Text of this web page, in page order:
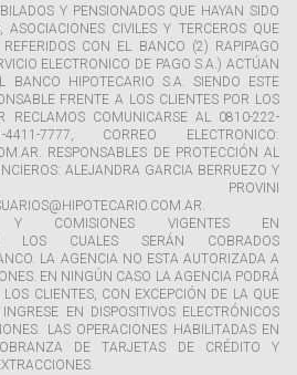
Y PENSIONADOS QUE HAYAN SIDO
ASOCIACIONES CIVILES Y TERCEROS QUE
CON EL BANCO (2) RAPIPAGO
ELECTRONICO DE PAGO S.A.) ACTÚAN
BANCO HIPOTECARIO S.A. SIENDO ESTE
FRENTE A LOS CLIENTES POR LOS
RECLAMOS COMUNICARSE AL 0810-222-
7777, CORREO ELECTRONICO:
RESPONSABLES DE PROTECCIÓN AL
ALEJANDRA GARCIA BERRUEZO Y
PROVINI
Y COMISIONES VIGENTES EN
LOS CUALES SERÁN COBRADOS
LA AGENCIA NO ESTA AUTORIZADA A
EN NINGÚN CASO LA AGENCIA PODRÁ
CLIENTES, CON EXCEPCIÓN DE LA QUE
EN DISPOSITIVOS ELECTRÓNICOS
LAS OPERACIONES HABILITADAS EN
DE TARJETAS DE CRÉDITO Y